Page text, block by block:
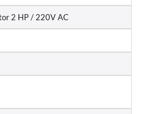
2 HP / 220V AC